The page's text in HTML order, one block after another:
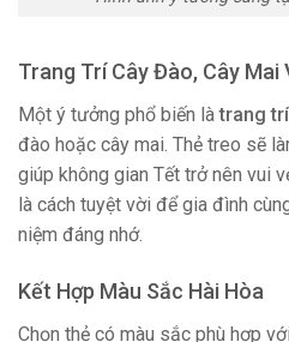
Trang Trí Cây Đào, Cây Mai
Một ý tưởng phổ biến làtrang
đào hoặc cây mai. Thẻ treo sẽ
giúp không gian Tết trở nên vui
là cách tuyệt vời để gia đình
niệm đáng nhớ.
Kết Hợp Màu Sắc Hài Hòa
Chọn thẻ có màu sắc phù hợp